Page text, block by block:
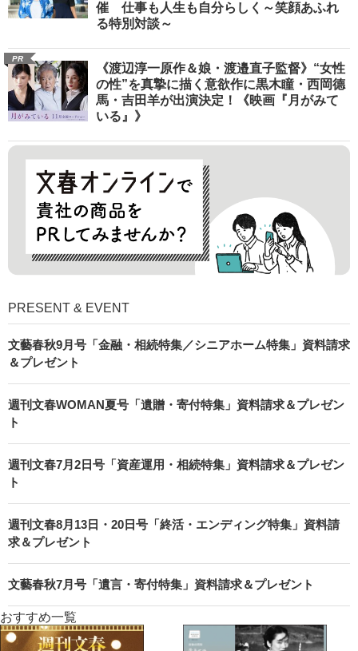
催 仕事も人生も自分らしく～笑顔あふれ
る特別対談～
PR
《渡辺淳一原作＆娘・渡邉直子監督》“女性
の性”を真摯に描く意欲作に黒木瞳・西岡德
馬・吉田羊が出演決定！《映画『月がみて
いる』》
PRESENT & EVENT
文藝春秋9月号「金融・相続特集／シニアホーム特集」資料請求
＆プレゼント
週刊文春WOMAN夏号「遺贈・寄付特集」資料請求＆プレゼン
ト
週刊文春7月2日号「資産運用・相続特集」資料請求＆プレゼン
ト
週刊文春8月13日・20日号「終活・エンディング特集」資料請
求＆プレゼント
文藝春秋7月号「遺言・寄付特集」資料請求＆プレゼント
おすすめ一覧